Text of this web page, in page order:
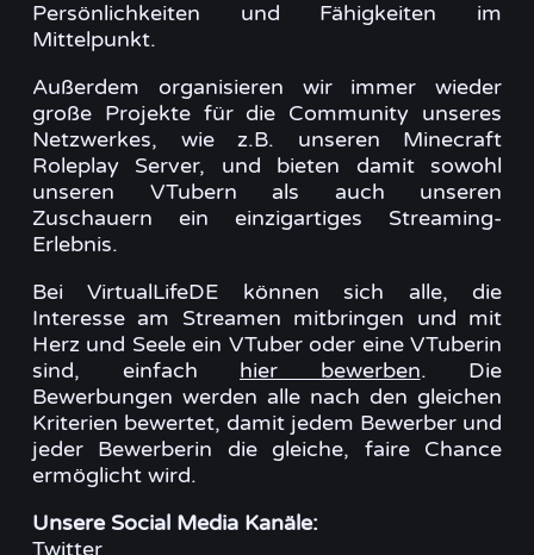
Persönlichkeiten und Fähigkeiten im
Mittelpunkt.
Außerdem organisieren wir immer wieder
große Projekte für die Community unseres
Netzwerkes, wie z.B. unseren Minecraft
Roleplay Server, und bieten damit sowohl
unseren VTubern als auch unseren
Zuschauern ein einzigartiges Streaming-
Erlebnis.
Bei VirtualLifeDE können sich alle, die
Interesse am Streamen mitbringen und mit
Herz und Seele ein VTuber oder eine VTuberin
sind, einfach hier bewerben. Die
Bewerbungen werden alle nach den gleichen
Kriterien bewertet, damit jedem Bewerber und
jeder Bewerberin die gleiche, faire Chance
ermöglicht wird.
Unsere Social Media Kanäle:
Twitter